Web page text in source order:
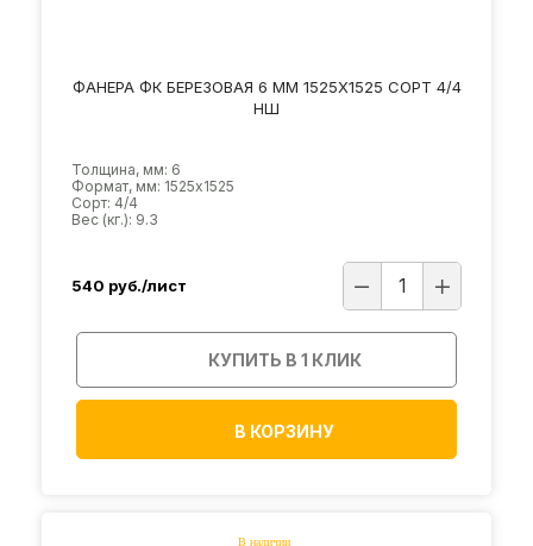
ФАНЕРА ФК БЕРЕЗОВАЯ 6 ММ 1525Х1525 СОРТ 4/4
НШ
Толщина, мм: 6
Формат, мм: 1525х1525
Сорт: 4/4
Вес (кг.): 9.3
540 руб./лист
КУПИТЬ В 1 КЛИК
В КОРЗИНУ